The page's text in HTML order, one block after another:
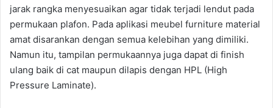
jarak rangka menyesuaikan agar tidak terjadi lendut pada
permukaan plafon. Pada aplikasi meubel furniture material
amat disarankan dengan semua kelebihan yang dimiliki.
Namun itu, tampilan permukaannya juga dapat di finish
ulang baik di cat maupun dilapis dengan HPL (High
Pressure Laminate).